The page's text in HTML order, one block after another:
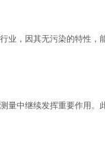
，因其无污染的特性，
中继续发挥重要作用。